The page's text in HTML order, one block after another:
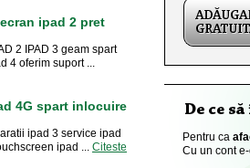
ipad 2 pret
2 IPAD 3 geam spart
4 oferim suport ...
4G spart inlocuire
ipad 3 service ipad
ipad ... Citeste
Pentru ca
Cu un cont